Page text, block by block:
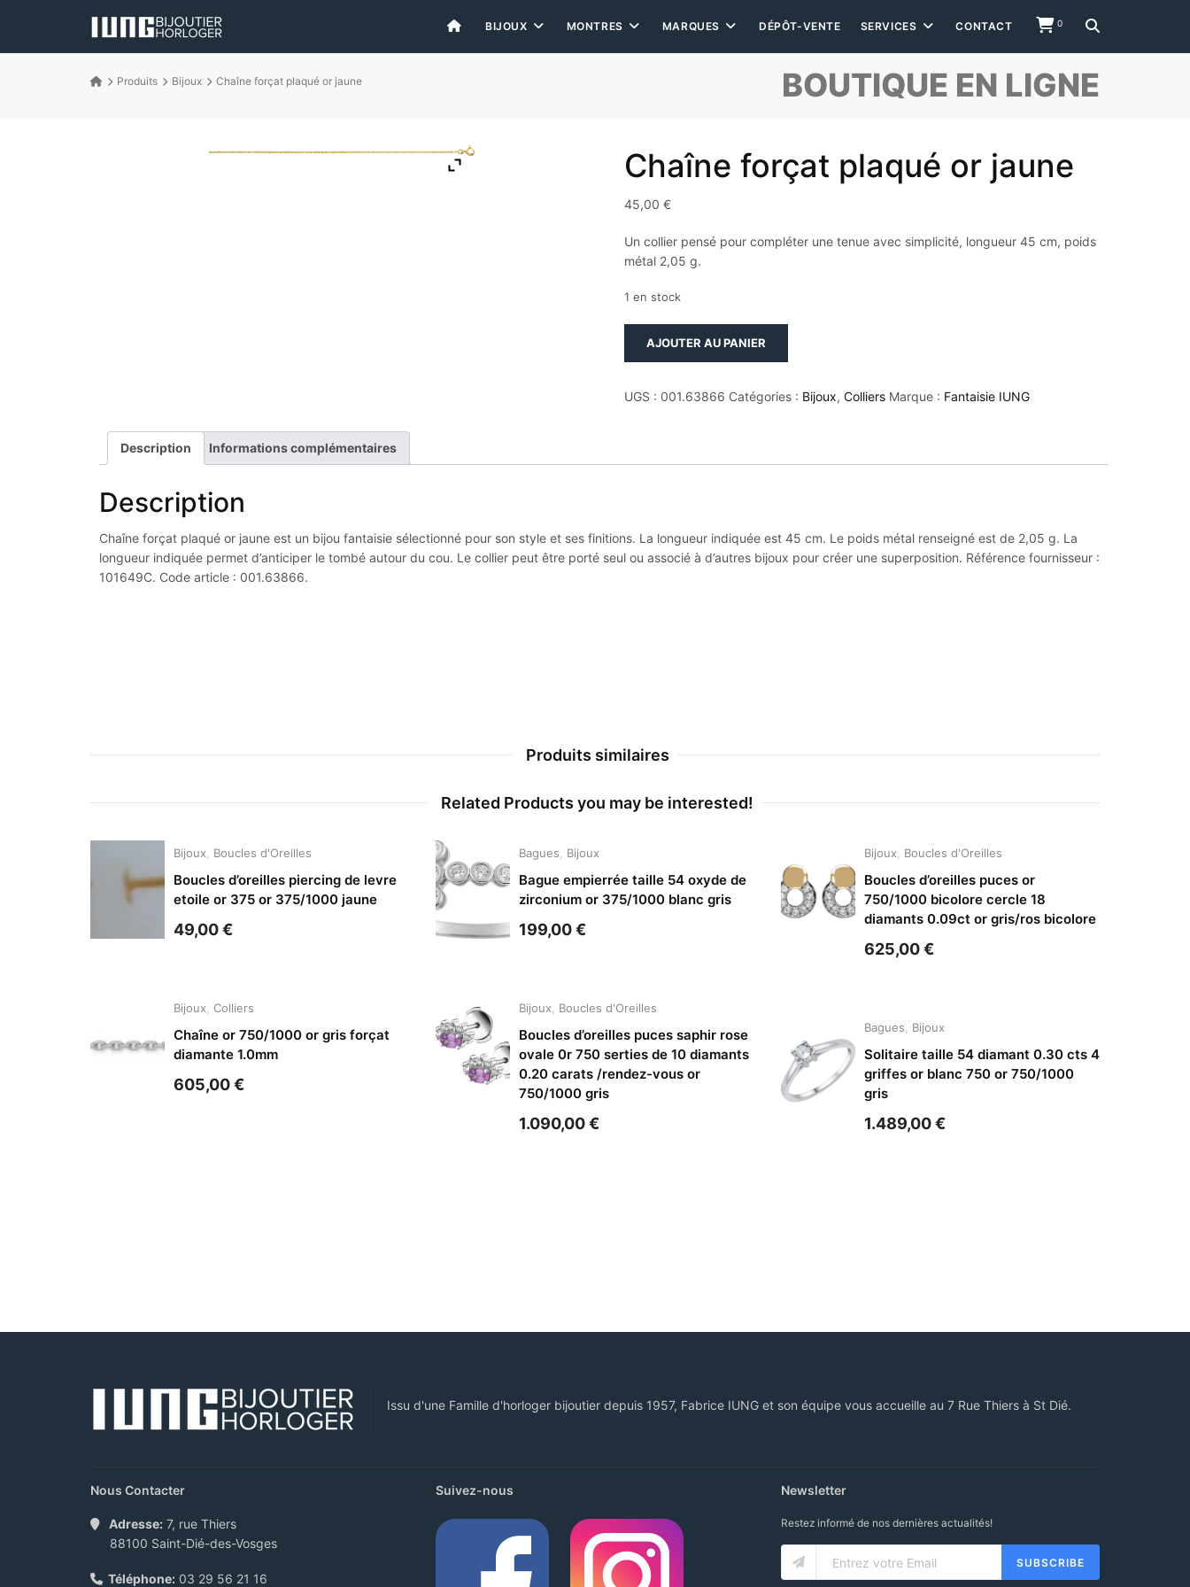
0
BIJOUX MONTRES MARQUES DÉPÔT-VENTE SERVICES CONTACT
BOUTIQUE EN LIGNE
Produits Bijoux Chaîne forçat plaqué or jaune
Chaîne forçat plaqué or jaune
45,00 €
Un collier pensé pour compléter une tenue avec simplicité, longueur 45 cm, poids
métal 2,05 g.
1 en stock
forçat
AJOUTER AU PANIER
UGS : 001.63866 Catégories : Bijoux, Colliers Marque : Fantaisie IUNG
Description Informations complémentaires
Description
Chaîne forçat plaqué or jaune est un bijou fantaisie sélectionné pour son style et ses finitions. La longueur indiquée est 45 cm. Le poids métal renseigné est de 2,05 g. La
longueur indiquée permet d’anticiper le tombé autour du cou. Le collier peut être porté seul ou associé à d’autres bijoux pour créer une superposition. Référence fournisseur :
101649C. Code article : 001.63866.
Produits similaires
Related Products you may be interested!
Bijoux Boucles d'Oreilles
Boucles d’oreilles piercing de levre
etoile or 375 or 375/1000 jaune
49,00€
Bijoux Colliers
Chaîne or 750/1000 or gris forçat
diamante 1.0mm
605,00€
Bagues Bijoux
Bague empierrée taille 54 oxyde de
zirconium or 375/1000 blanc gris
199,00€
Bijoux Boucles d'Oreilles
Boucles d’oreilles puces saphir rose
ovale 0r 750 serties de 10 diamants
0.20 carats /rendez-vous or
750/1000 gris
1.090,00€
Bijoux Boucles d'Oreilles
Boucles d’oreilles puces or
750/1000 bicolore cercle 18
diamants 0.09ct or gris/ros bicolore
625,00€
Bagues Bijoux
Solitaire taille 54 diamant 0.30 cts 4
griffes or blanc 750 or 750/1000
gris
1.489,00€
Issu d'une Famille d'horloger bijoutier depuis 1957, Fabrice IUNG et son équipe vous accueille au 7 Rue Thiers à St Dié.
Nous Contacter
Adresse: 7, rue Thiers
88100 Saint-Dié-des-Vosges
Téléphone: 03 29 56 21 16
Suivez-nous Newsletter
Restez informé de nos dernières actualités!
SUBSCRIBE